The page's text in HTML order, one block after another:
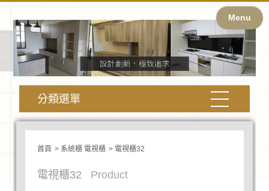
Menu
分類選單
首頁 系統櫃 電視櫃 電視櫃32
電視櫃32 Product